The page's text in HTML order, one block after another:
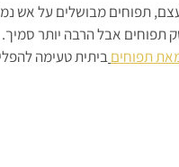
תפוחים מבושלים על אש
תפוחים אבל הרבה יותר סמיך.
תפוחיםביתית טעימה